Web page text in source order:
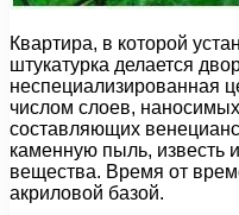
Квартира, в которой
штукатурка делается
неспециализированная
числом слоев,
составляющих
каменную пыль, известь
вещества. Время от
акриловой базой.